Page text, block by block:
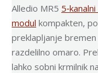
Alledio MR5
modul kompakten,
preklapljanje
razdelilno omaro.
lahko sobni krmilnik